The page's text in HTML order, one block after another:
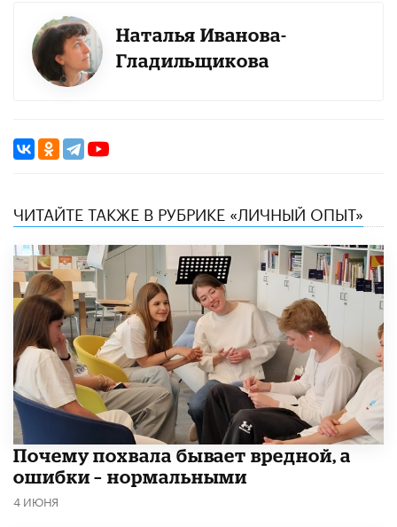
Наталья Иванова-
Гладильщикова
ЧИТАЙТЕ ТАКЖЕ В РУБРИКЕ «ЛИЧНЫЙ ОПЫТ»
​Почему похвала бывает вредной, а
ошибки – нормальными
4 ИЮНЯ